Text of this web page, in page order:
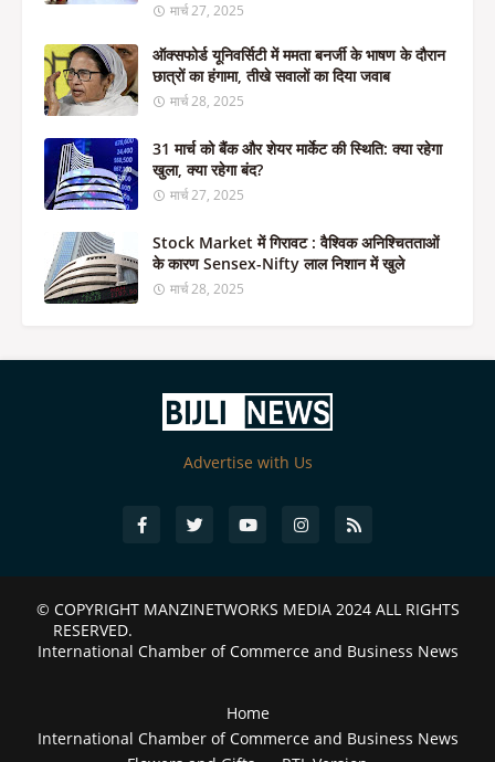
मार्च 27, 2025
ऑक्सफोर्ड यूनिवर्सिटी में ममता बनर्जी के भाषण के दौरान
छात्रों का हंगामा, तीखे सवालों का दिया जवाब
मार्च 28, 2025
31 मार्च को बैंक और शेयर मार्केट की स्थिति: क्या रहेगा
खुला, क्या रहेगा बंद?
मार्च 27, 2025
Stock Market में गिरावट : वैश्विक अनिश्चितताओं
के कारण Sensex-Nifty लाल निशान में खुले
मार्च 28, 2025
Advertise with Us
© COPYRIGHT MANZINETWORKS MEDIA 2024ALL RIGHTS
RESERVED.
International Chamber of Commerce and Business News
Home
International Chamber of Commerce and Business News